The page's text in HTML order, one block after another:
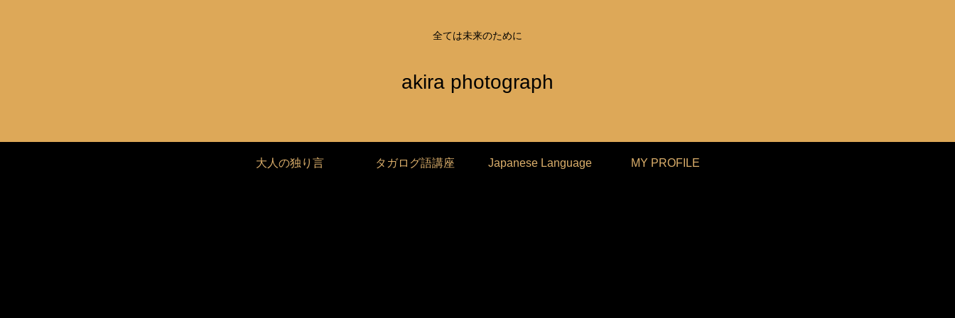
全ては未来のために
akira photograph
大人の独り言 タガログ語講座 Japanese Language MY PROFILE